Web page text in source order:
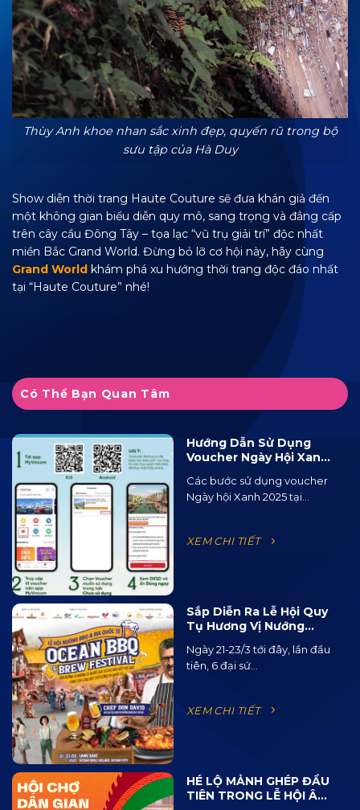
Thùy Anh khoe nhan sắc xinh đẹp, quyến rũ trong bộ
sưu tập của Hà Duy
Show diễn thời trang Haute Couture sẽ đưa khán giả đến
một không gian biểu diễn quy mô, sang trọng và đẳng cấp
trên cây cầu Đông Tây – tọa lạc “vũ trụ giải trí” độc nhất
miền Bắc Grand World. Đừng bỏ lỡ cơ hội này, hãy cùng
Grand World khám phá xu hướng thời trang độc đáo nhất
tại “Haute Couture” nhé!
Có Thể Bạn Quan Tâm
Hướng Dẫn Sử Dụng
Voucher Ngày Hội Xanh
Các bước sử dụng voucher
Ngày hội Xanh 2025 tại...
XEM CHI TIẾT
Sắp Diễn Ra Lễ Hội Quy
Tụ Hương Vị Nướng
BBQ Từ 15 Quốc Gia Và
120 Loại Bia Thủ Công
Ngày 21-23/3 tới đây, lần đầu
tiên, 6 đại sứ...
XEM CHI TIẾT
HÉ LỘ MẢNH GHÉP ĐẦU
TIÊN TRONG LỄ HỘI ÂM